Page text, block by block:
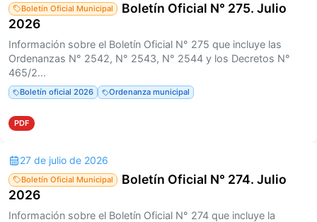
Boletín Oficial Municipal
Boletín Oficial N° 275. Julio
2026
Información sobre el Boletín Oficial N° 275 que incluye las
Ordenanzas N° 2542, N° 2543, N° 2544 y los Decretos N°
465/2...
Boletín oficial 2026 Ordenanza municipal
PDF
27 de julio de 2026
Boletín Oficial Municipal
Boletín Oficial N° 274. Julio
2026
Información sobre el Boletín Oficial N° 274 que incluye la